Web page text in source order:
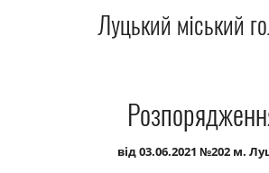
Міська рада
Публічна
Луцький міський
від 03.06.2021 №202 м.